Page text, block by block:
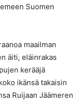
Suomen
maailman
äiti, eläinrakas
kerääjä
ikänsä takaisin
Ruijaan Jäämeren